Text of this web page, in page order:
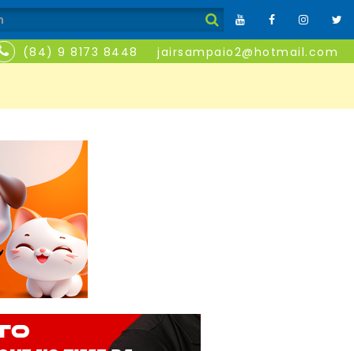
(84) 9 8173 8448 jairsampaio2@hotmail.com